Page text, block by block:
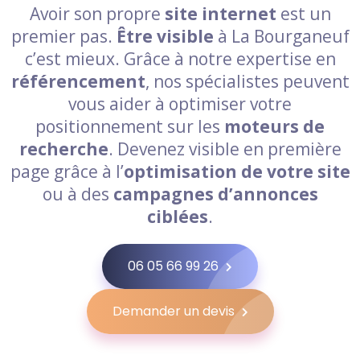
Avoir son propre site internet est un
premier pas. Être visible à La Bourganeuf
c’est mieux. Grâce à notre expertise en
référencement, nos spécialistes peuvent
vous aider à optimiser votre
positionnement sur les moteurs de
recherche. Devenez visible en première
page grâce à l’optimisation de votre site
ou à des campagnes d’annonces
ciblées.
06 05 66 99 26
Demander un devis